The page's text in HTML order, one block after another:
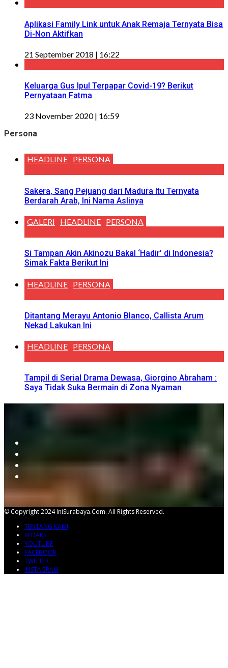
Aplikasi Family Link untuk Anak Remaja Ternyata Bisa
Di-Non Aktifkan
21 September 2018 | 16:22
Keluarga Gus Ipul Terpapar Covid-19? Berikut
Pernyataan Fatma
23 November 2020 | 16:59
Persona
HEADLINE PERSONA
Sakera, Sang Pejuang dari Madura Itu Ternyata
Berdarah Arab, Ini Nama Aslinya
GALERI HEADLINE PERSONA
Si Tampan Akin Akinozu Bakal ‘Hadir’ di Indonesia?
Simak Fakta Berikut Ini
HEADLINE PERSONA
Ditantang Merayu Antonio Blanco, Callista Arum
Nekad Lakukan Ini
HEADLINE PERSONA
Tampil di Serial Drama Dewasa, Giorgino Abraham :
Saya Tidak Suka Bermain di Zona Nyaman
© Copyright 2024 IniSurabaya.com. All Rights Reserved.
TENTANG KAMI
REDAKSI
YOUTUBE
FACEBOOK
TWITTER
INSTAGRAM